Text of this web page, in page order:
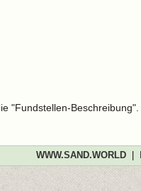
"Fundstellen-
WWW.SAND.WORLD|